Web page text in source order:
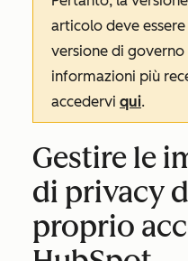
articolo deve
versione di
informazioni più
accedervi qui.
Gestire le
di privacy
proprio